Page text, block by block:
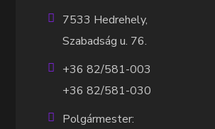
7533 Hedrehely,
Szabadság u. 76.
+36 82/581-003
+36 82/581-030
Polgármester: